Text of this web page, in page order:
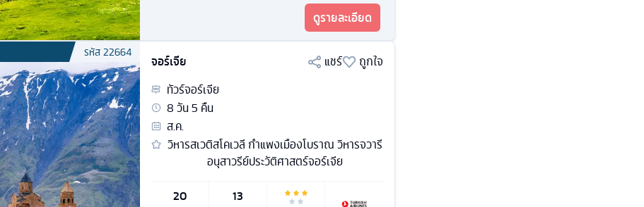
ดูรายละเอียด
รหัส22664
จอร์เจีย แชร์
ถูกใจ
ทัวร์จอร์เจีย
8วัน5 คืน
ส.ค.
วิหารสเวติสโคเวลี กำแพงเมืองโบราณ วิหารจวารี
อนุสาวรีย์ประวัติศาสตร์จอร์เจีย
20
13